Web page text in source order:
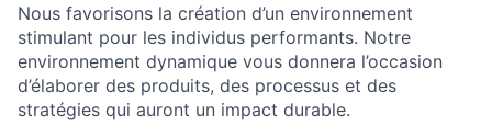
Nous favorisons la création d’un environnement
stimulant pour les individus performants. Notre
environnement dynamique vous donnera l’occasion
d’élaborer des produits, des processus et des
stratégies qui auront un impact durable.